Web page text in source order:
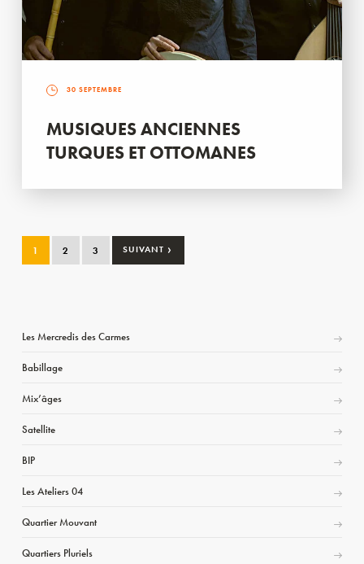
30 SEPTEMBRE
MUSIQUES ANCIENNES
TURQUES ET OTTOMANES
1 2 3 SUIVANT ›
Les Mercredis des Carmes
Babillage
Mix’âges
Satellite
BIP
Les Ateliers 04
Quartier Mouvant
Quartiers Pluriels